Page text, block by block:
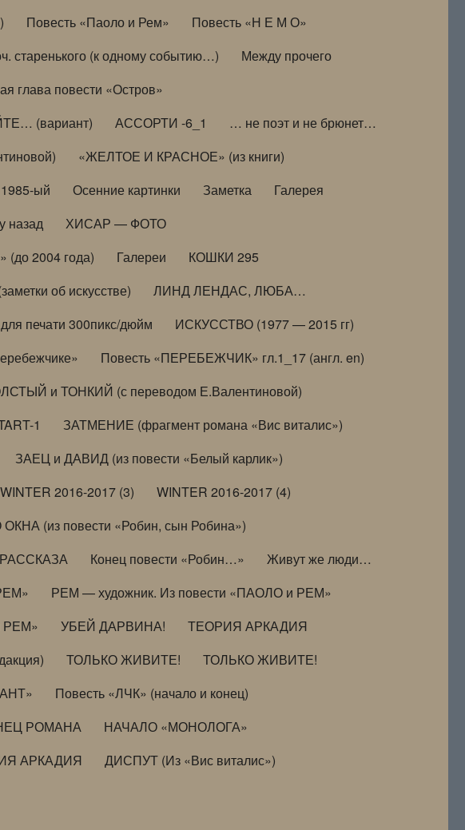
Повесть «Паоло и Рем»
Повесть «Н Е М О»
старенького (к одному событию…)
Между прочего
глава повести «Остров»
(вариант) АССОРТИ -6_1
… не поэт и не брюнет…
«ЖЕЛТОЕ И КРАСНОЕ» (из книги)
1985-ый Осенние картинки Заметка
Галерея
назад
ХИСАР — ФОТО
(до 2004 года) Галереи
КОШКИ 295
об искусстве)
ЛИНД ЛЕНДАС, ЛЮБА…
печати 300пикс/дюйм
ИСКУССТВО (1977 — 2015 гг)
Повесть «ПЕРЕБЕЖЧИК» гл.1_17 (англ. en)
и ТОНКИЙ (с переводом Е.Валентиновой)
1
ЗАТМЕНИЕ (фрагмент романа «Вис виталис»)
ЗАЕЦ и ДАВИД (из повести «Белый карлик»)
WINTER 2016-2017 (3)
WINTER 2016-2017 (4)
(из повести «Робин, сын Робина»)
Конец повести «Робин…»
Живут же люди…
РЕМ — художник. Из повести «ПАОЛО и РЕМ»
РЕМ» УБЕЙ ДАРВИНА!
ТЕОРИЯ АРКАДИЯ
ТОЛЬКО ЖИВИТЕ!
ТОЛЬКО ЖИВИТЕ!
Повесть «ЛЧК» (начало и конец)
РОМАНА
НАЧАЛО «МОНОЛОГА»
АРКАДИЯ ДИСПУТ (Из «Вис виталис»)